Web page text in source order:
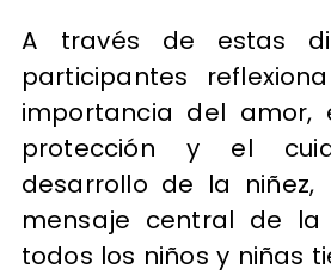
A través de estas
participantes
importancia del amor,
protección y el
desarrollo de la niñez,
mensaje central de la
todos los niños y niñas